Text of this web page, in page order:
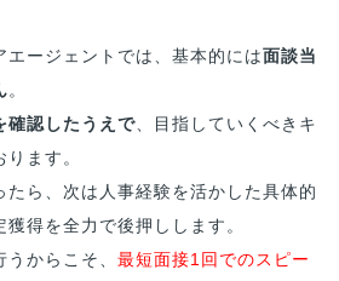
エージェントでは、基本的には面談当
。
確認したうえで 、目指していくべきキ
ます。
たら、次は人事経験を活かした具体的
得を全力で後押しします。
からこそ、 最短面接1回でのスピー